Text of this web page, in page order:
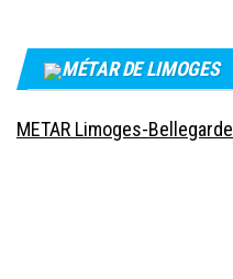
MÉTAR DE LIMOGES
METAR Limoges-Bellegarde